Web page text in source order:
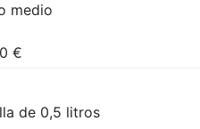
medio
€
de 0,5 litros